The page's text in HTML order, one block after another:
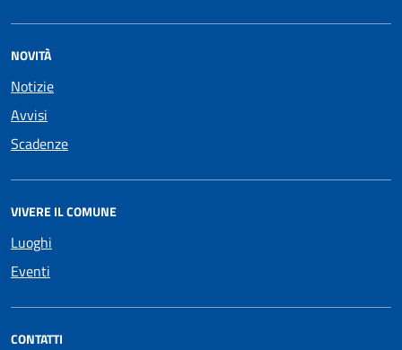
NOVITÀ
Notizie
Avvisi
Scadenze
VIVERE IL COMUNE
Luoghi
Eventi
CONTATTI